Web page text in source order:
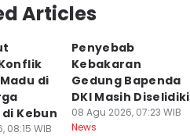
Articles
di
Kebun
08:15 WIB
Penyebab
Kebakaran
Gedung Bapenda
DKI Masih Diselidiki
08 Agu 2026, 07:23 WIB
News